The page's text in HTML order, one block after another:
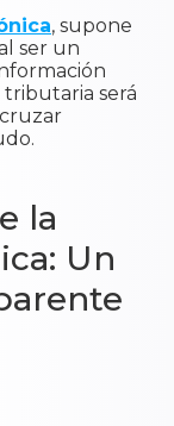
, supone
ser un
será
la
Un